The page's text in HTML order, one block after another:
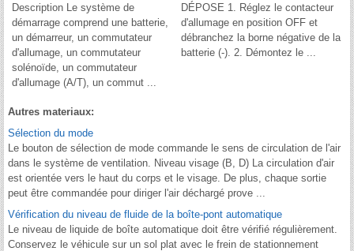
Description Le système de
démarrage comprend une batterie,
un démarreur, un commutateur
d'allumage, un commutateur
solénoïde, un commutateur
d'allumage (A/T), un commut ...
DÉPOSE 1. Réglez le contacteur
d'allumage en position OFF et
débranchez la borne négative de la
batterie (-). 2. Démontez le ...
Autres materiaux:
Sélection du mode
Le bouton de sélection de mode commande le sens de circulation de l'air
dans le système de ventilation. Niveau visage (B, D) La circulation d'air
est orientée vers le haut du corps et le visage. De plus, chaque sortie
peut être commandée pour diriger l'air déchargé prove ...
Vérification du niveau de fluide de la boîte-pont automatique
Le niveau de liquide de boîte automatique doit être vérifié régulièrement.
Conservez le véhicule sur un sol plat avec le frein de stationnement